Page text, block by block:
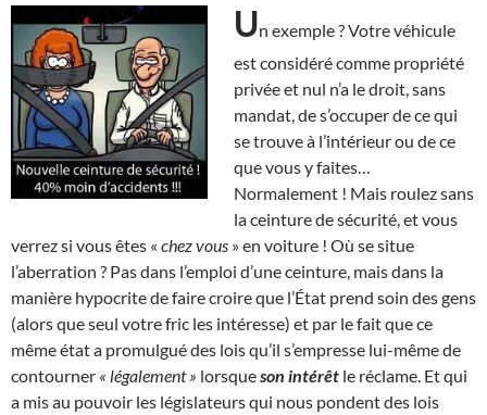
Un exemple ? Votre véhicule
est considéré comme propriété
privée et nul n’a le droit, sans
mandat, de s’occuper de ce qui
se trouve à l’intérieur ou de ce
que vous y faites…
Normalement ! Mais roulez sans
la ceinture de sécurité, et vous
verrez si vous êtes « chez vous » en voiture ! Où se situe
l’aberration ? Pas dans l’emploi d’une ceinture, mais dans la
manière hypocrite de faire croire que l’État prend soin des gens
(alors que seul votre fric les intéresse) et par le fait que ce
même état a promulgué des lois qu’il s’empresse lui-même de
contourner « légalement » lorsqueson intérêt le réclame. Et qui
a mis au pouvoir les législateurs qui nous pondent des lois